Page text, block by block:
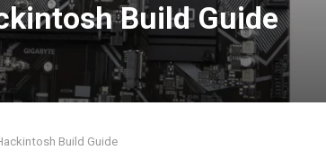
Build Guide
Build Guide